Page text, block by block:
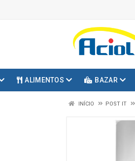
ALIMENTOS BAZAR
INÍCIO POST IT